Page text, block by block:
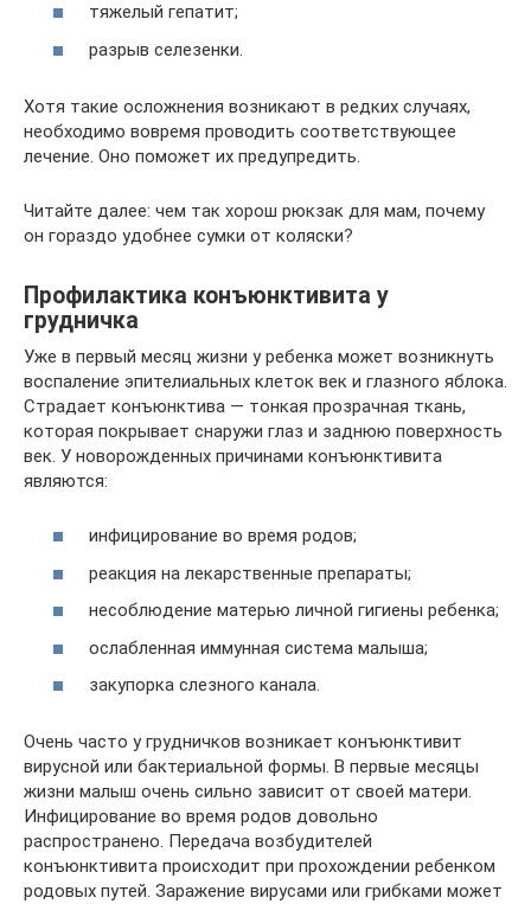
тяжелый гепатит;
разрыв селезенки.
Хотя такие осложнения возникают в редких случаях,
необходимо вовремя проводить соответствующее
лечение. Оно поможет их предупредить.
Читайте далее: чем так хорош рюкзак для мам, почему
он гораздо удобнее сумки от коляски?
Профилактика конъюнктивита у
грудничка
Уже в первый месяц жизни у ребенка может возникнуть
воспаление эпителиальных клеток век и глазного яблока.
Страдает конъюнктива — тонкая прозрачная ткань,
которая покрывает снаружи глаз и заднюю поверхность
век. У новорожденных причинами конъюнктивита
являются:
инфицирование во время родов;
реакция на лекарственные препараты;
несоблюдение матерью личной гигиены ребенка;
ослабленная иммунная система малыша;
закупорка слезного канала.
Очень часто у грудничков возникает конъюнктивит
вирусной или бактериальной формы. В первые месяцы
жизни малыш очень сильно зависит от своей матери.
Инфицирование во время родов довольно
распространено. Передача возбудителей
конъюнктивита происходит при прохождении ребенком
родовых путей. Заражение вирусами или грибками может